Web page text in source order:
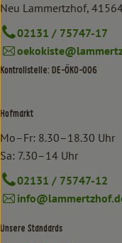
Neu Lammertzhof,
02131 / 75747-17
Kontrollstelle: DE-ÖKO-006
Hofmarkt
Mo–Fr: 8.30–18.30 Uhr
Sa: 7.30–14 Uhr
02131 / 75747-12
Unsere Standards